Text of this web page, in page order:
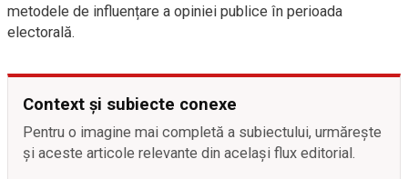
metodele de influențare a opiniei publice în perioada
electorală.
Context și subiecte conexe
Pentru o imagine mai completă a subiectului, urmărește
și aceste articole relevante din același flux editorial.